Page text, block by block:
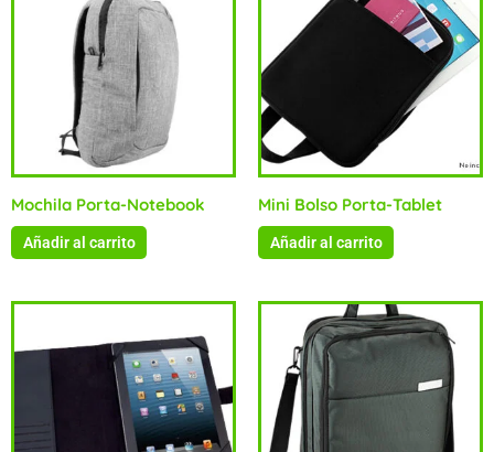
Mochila Porta-Notebook
Añadir al carrito
Mini Bolso Porta-Tablet
Añadir al carrito